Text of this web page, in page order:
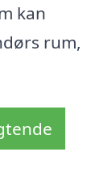
kan
rum,